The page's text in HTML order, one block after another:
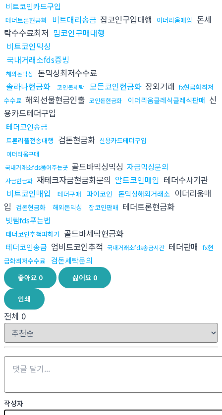
비트코인카드구입
테더트론현금화 비트대리송금 잡코인구입대행 이더리움매입
돈세
탁수수료최저 밈코인구매대행
비트코인믹싱
국내거래소fds증빙
해외돈믹싱
돈믹싱최저수수료
솔라나현금화
코인돈세탁 모든코인현금화 장외거래 fx현금화최저
수수료 해외선물현금인출 코인돈현금화 이더리움클레식클레식판매 신
용카드테더구입
테더코인송금
트론리플전송대행 검돈현금화 신용카드테더구입
이더리움구매
국내거래소fds뚫어주는곳 골드바믹싱믹싱 자금믹싱문의
자금현금화 재테크자금현금화문의 알트코인매입 테더수사기관
비트코인매입
테더구매 파이코인 돈믹싱해외거래소 이더리움매
입
검돈현금화 해외돈믹싱 잡코인판매 테더트론현금화
빗썸fds푸는법
테더코인추척피하기 골드바세탁현금화
테더코인송금 업비트코인추적 국내거래소fds송금시간 테더판매 fx현
금화최저수수료
검돈세탁문의
좋아요 0 싫어요 0
인쇄
전체 0
작성자